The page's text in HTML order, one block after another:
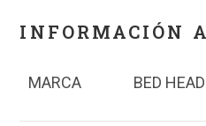
INFORMACIÓN
MARCA BED